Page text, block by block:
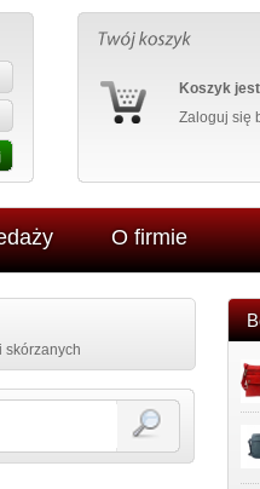
Koszyk
Zaloguj się
O firmie
skórzanych